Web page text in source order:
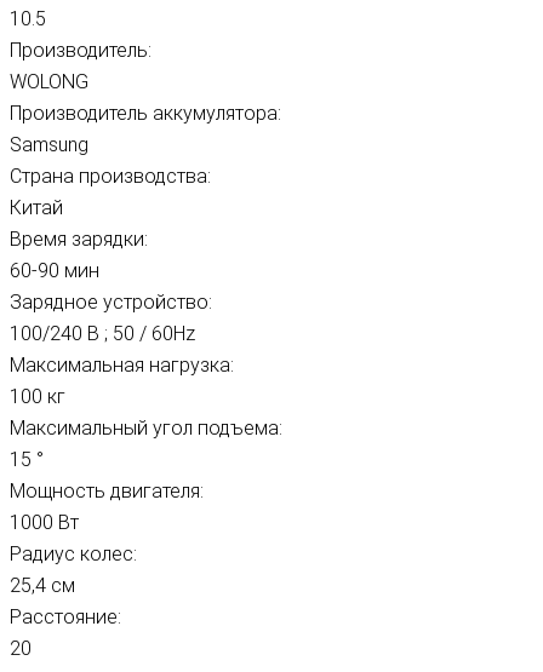
10.5
Производитель:
WOLONG
Производитель аккумулятора:
Samsung
Страна производства:
Китай
Время зарядки:
60-90 мин
Зарядное устройство:
100/240 В ; 50 / 60Hz
Максимальная нагрузка:
100 кг
Максимальный угол подъема:
15 °
Мощность двигателя:
1000 Вт
Радиус колес:
25,4 см
Расстояние:
20